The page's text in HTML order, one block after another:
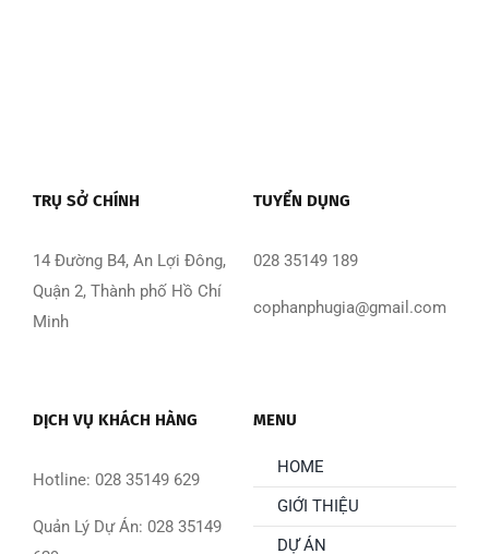
TRỤ SỞ CHÍNH
14 Đường B4, An Lợi Đông,
Quận 2, Thành phố Hồ Chí
Minh
TUYỂN DỤNG
028 35149 189
cophanphugia@gmail.com
DỊCH VỤ KHÁCH HÀNG
Hotline: 028 35149 629
Quản Lý Dự Án: 028 35149
MENU
HOME
GIỚI THIỆU
DỰ ÁN